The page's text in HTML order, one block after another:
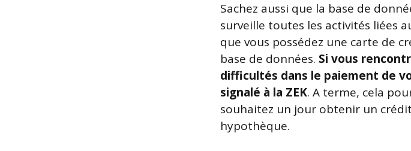
Sachez aussi que la base de
surveille toutes les activités liées
que vous possédez une carte de
base de données. Si vous
difficultés dans le paiement de
signalé à la ZEK. A terme, cela
souhaitez un jour obtenir un
hypothèque.